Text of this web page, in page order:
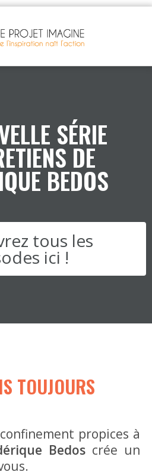
SÉRIE
DE
BEDOS
tous les
ici !
TOUJOURS
propices à
Bedos crée un